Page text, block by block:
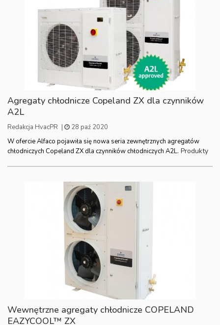
Agregaty chłodnicze Copeland ZX dla czynników
A2L
Redakcja HvacPR |
28 paź 2020
W ofercie Alfaco pojawiła się nowa seria zewnętrznych agregatów
chłodniczych Copeland ZX dla czynników chłodniczych A2L. Produkty
Wewnętrzne agregaty chłodnicze COPELAND
EAZYCOOL™ ZX